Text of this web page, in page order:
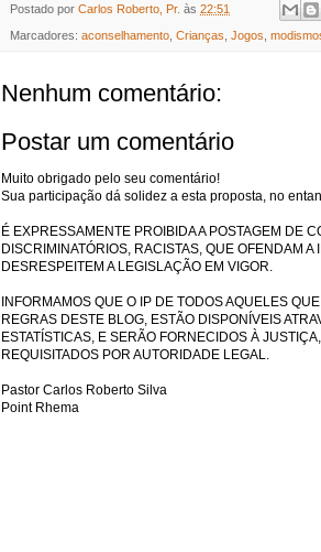
Postado por Carlos Roberto, Pr. às 22:51
Marcadores: aconselhamento Crianças Jogos
Nenhum comentário:
Postar um comentário
Muito obrigado pelo seu comentário!
Sua participação dá solidez a esta proposta, no
É EXPRESSAMENTE PROIBIDA A POSTAGEM DE
DISCRIMINATÓRIOS, RACISTAS, QUE OFENDAM A
DESRESPEITEM A LEGISLAÇÃO EM VIGOR.
INFORMAMOS QUE O IP DE TODOS AQUELES
REGRAS DESTE BLOG, ESTÃO DISPONÍVEIS
ESTATÍSTICAS, E SERÃO FORNECIDOS À
REQUISITADOS POR AUTORIDADE LEGAL.
Pastor Carlos Roberto Silva
Point Rhema